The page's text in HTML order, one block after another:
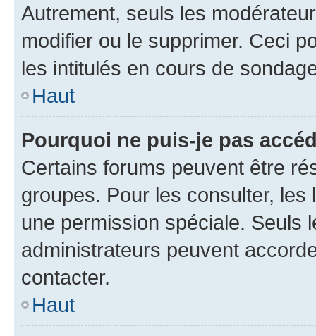
Autrement, seuls les
modifier ou le supprimer. Ceci
les intitulés en cours de
Haut
Pourquoi ne puis-je pas
Certains forums peuvent être
groupes. Pour les consulter,
une permission spéciale. Seuls
administrateurs peuvent
contacter.
Haut